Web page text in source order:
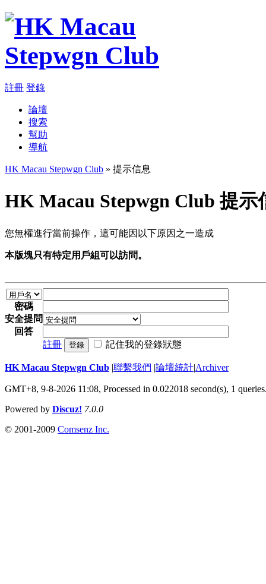
註冊 登錄
論壇
搜索
幫助
導航
HK Macau Stepwgn Club » 提示信息
HK Macau Stepwgn Club 提示
您無權進行當前操作，這可能因以下原因之一造成
本版塊只有特定用戶組可以訪問。
密碼
安全提問
回答
註冊
登錄 記住我的登錄狀態
HK Macau Stepwgn Club |聯繫我們 |論壇統計|Archiver
GMT+8, 9-8-2026 11:08, Processed in 0.022018 second(s), 1 queries
Powered by Discuz! 7.0.0
© 2001-2009 Comsenz Inc.